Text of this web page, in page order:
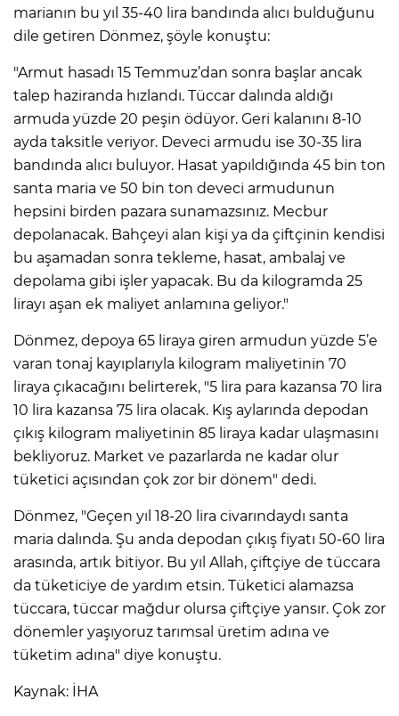
marianın bu yıl 35-40 lira bandında alıcı bulduğunu
dile getiren Dönmez, şöyle konuştu:
"Armut hasadı 15 Temmuz’dan sonra başlar ancak
talep haziranda hızlandı. Tüccar dalında aldığı
armuda yüzde 20 peşin ödüyor. Geri kalanını 8-10
ayda taksitle veriyor. Deveci armudu ise 30-35 lira
bandında alıcı buluyor. Hasat yapıldığında 45 bin ton
santa maria ve 50 bin ton deveci armudunun
hepsini birden pazara sunamazsınız. Mecbur
depolanacak. Bahçeyi alan kişi ya da çiftçinin kendisi
bu aşamadan sonra tekleme, hasat, ambalaj ve
depolama gibi işler yapacak. Bu da kilogramda 25
lirayı aşan ek maliyet anlamına geliyor."
Dönmez, depoya 65 liraya giren armudun yüzde 5’e
varan tonaj kayıplarıyla kilogram maliyetinin 70
liraya çıkacağını belirterek, "5 lira para kazansa 70 lira
10 lira kazansa 75 lira olacak. Kış aylarında depodan
çıkış kilogram maliyetinin 85 liraya kadar ulaşmasını
bekliyoruz. Market ve pazarlarda ne kadar olur
tüketici açısından çok zor bir dönem" dedi.
Dönmez, "Geçen yıl 18-20 lira civarındaydı santa
maria dalında. Şu anda depodan çıkış fiyatı 50-60 lira
arasında, artık bitiyor. Bu yıl Allah, çiftçiye de tüccara
da tüketiciye de yardım etsin. Tüketici alamazsa
tüccara, tüccar mağdur olursa çiftçiye yansır. Çok zor
dönemler yaşıyoruz tarımsal üretim adına ve
tüketim adına" diye konuştu.
Kaynak: İHA